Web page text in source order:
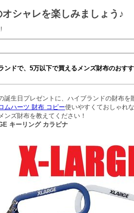
シャレを楽しみましょう♪
ンドで、5万以下で買えるメンズ財布のおす
誕生日プレゼントに、ハイブランドの財布を
ムハーツ 財布 コピー使いやすくておしゃれ
ンズ財布を教えてください！
キーリング カラビナ